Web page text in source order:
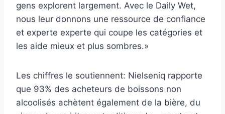
gens explorent largement. Avec le Daily Wet,
nous leur donnons une ressource de confiance
et experte experte qui coupe les catégories et
les aide mieux et plus sombres.»
Les chiffres le soutiennent: Nielseniq rapporte
que 93% des acheteurs de boissons non
alcoolisés achètent également de la bière, du